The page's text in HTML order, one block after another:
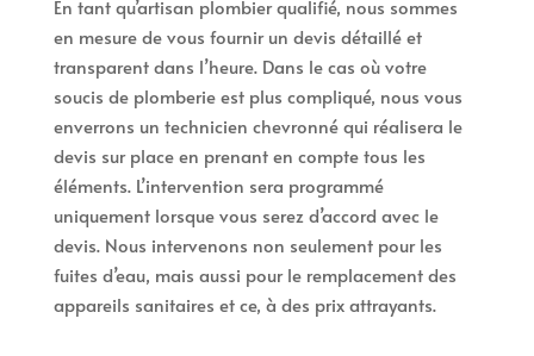
En tant qu’artisan plombier qualifié, nous sommes
en mesure de vous fournir un devis détaillé et
transparent dans l’heure. Dans le cas où votre
soucis de plomberie est plus compliqué, nous vous
enverrons un technicien chevronné qui réalisera le
devis sur place en prenant en compte tous les
éléments. L’intervention sera programmé
uniquement lorsque vous serez d’accord avec le
devis. Nous intervenons non seulement pour les
fuites d’eau, mais aussi pour le remplacement des
appareils sanitaires et ce, à des prix attrayants.